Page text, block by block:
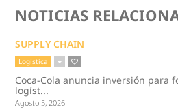
NOTICIAS
SUPPLY CHAIN
Logística
Coca-Cola anuncia inversión para
logíst...
Agosto 5, 2026